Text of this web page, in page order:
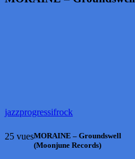
jazzprogressifrock
25 vuesMORAINE – Groundswell
(Moonjune Records)